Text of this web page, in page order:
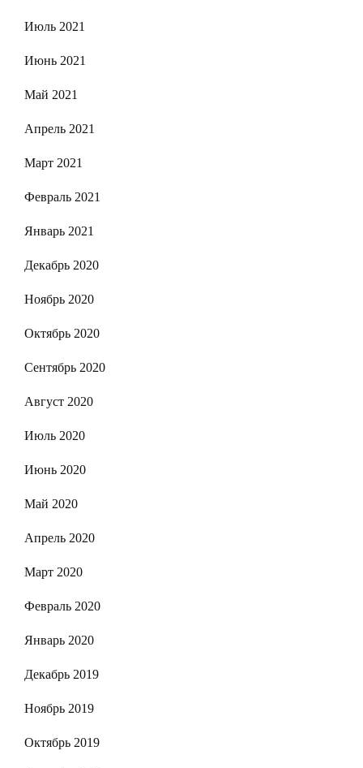
Июль 2021
Июнь 2021
Май 2021
Апрель 2021
Март 2021
Февраль 2021
Январь 2021
Декабрь 2020
Ноябрь 2020
Октябрь 2020
Сентябрь 2020
Август 2020
Июль 2020
Июнь 2020
Май 2020
Апрель 2020
Март 2020
Февраль 2020
Январь 2020
Декабрь 2019
Ноябрь 2019
Октябрь 2019